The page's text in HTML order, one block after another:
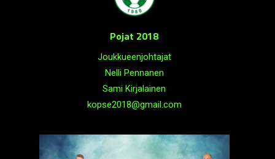
Pojat 2018
Joukkueenjohtajat
Nelli Pennanen
Sami Kirjalainen
kopse2018@gmail.com